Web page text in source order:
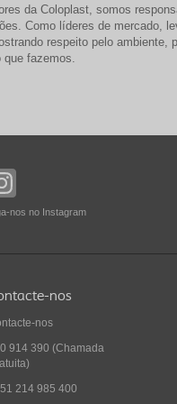
da Coloplast, somos
Como líderes de mercado,
respeito pelo ambiente,
que fazemos.
nos no Instagram
nos
nos
914 390 (Chamada
214 985 400